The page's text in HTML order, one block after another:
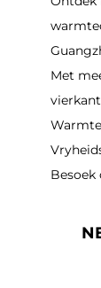
Met
Besoek